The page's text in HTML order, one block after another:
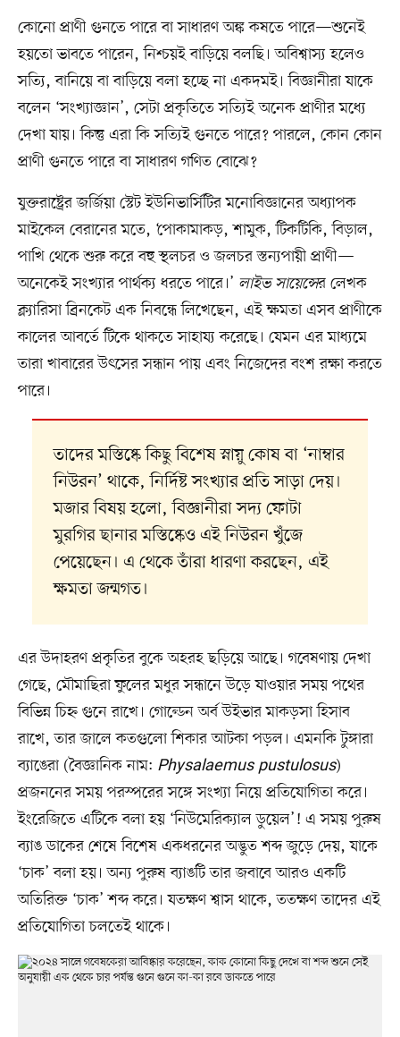
কোনো প্রাণী গুনতে পারে বা সাধারণ অঙ্ক কষতে পারে—শুনেই
হয়তো ভাবতে পারেন, নিশ্চয়ই বাড়িয়ে বলছি। অবিশ্বাস্য হলেও
সত্যি, বানিয়ে বা বাড়িয়ে বলা হচ্ছে না একদমই। বিজ্ঞানীরা যাকে
বলেন ‘সংখ্যাজ্ঞান’, সেটা প্রকৃতিতে সত্যিই অনেক প্রাণীর মধ্যে
দেখা যায়। কিন্তু এরা কি সত্যিই গুনতে পারে? পারলে, কোন কোন
প্রাণী গুনতে পারে বা সাধারণ গণিত বোঝে?
যুক্তরাষ্ট্রের জর্জিয়া স্টেট ইউনিভার্সিটির মনোবিজ্ঞানের অধ্যাপক
মাইকেল বেরানের মতে, ‘পোকামাকড়, শামুক, টিকটিকি, বিড়াল,
পাখি থেকে শুরু করে বহু স্থলচর ও জলচর স্তন্যপায়ী প্রাণী—
অনেকেই সংখ্যার পার্থক্য ধরতে পারে।’ লাইভ সায়েন্সের লেখক
ক্ল্যারিসা ব্রিনকেট এক নিবন্ধে লিখেছেন, এই ক্ষমতা এসব প্রাণীকে
কালের আবর্তে টিকে থাকতে সাহায্য করেছে। যেমন এর মাধ্যমে
তারা খাবারের উৎসের সন্ধান পায় এবং নিজেদের বংশ রক্ষা করতে
পারে।
তাদের মস্তিষ্কে কিছু বিশেষ স্নায়ু কোষ বা ‘নাম্বার
নিউরন’ থাকে, নির্দিষ্ট সংখ্যার প্রতি সাড়া দেয়।
মজার বিষয় হলো, বিজ্ঞানীরা সদ্য ফোটা
মুরগির ছানার মস্তিষ্কেও এই নিউরন খুঁজে
পেয়েছেন। এ থেকে তাঁরা ধারণা করছেন, এই
ক্ষমতা জন্মগত।
এর উদাহরণ প্রকৃতির বুকে অহরহ ছড়িয়ে আছে। গবেষণায় দেখা
গেছে, মৌমাছিরা ফুলের মধুর সন্ধানে উড়ে যাওয়ার সময় পথের
বিভিন্ন চিহ্ন গুনে রাখে। গোল্ডেন অর্ব উইভার মাকড়সা হিসাব
রাখে, তার জালে কতগুলো শিকার আটকা পড়ল। এমনকি টুঙ্গারা
ব্যাঙেরা (বৈজ্ঞানিক নাম: Physalaemus pustulosus)
প্রজননের সময় পরস্পরের সঙ্গে সংখ্যা নিয়ে প্রতিযোগিতা করে।
ইংরেজিতে এটিকে বলা হয় ‘নিউমেরিক্যাল ডুয়েল’! এ সময় পুরুষ
ব্যাঙ ডাকের শেষে বিশেষ একধরনের অদ্ভুত শব্দ জুড়ে দেয়, যাকে
‘চাক’ বলা হয়। অন্য পুরুষ ব্যাঙটি তার জবাবে আরও একটি
অতিরিক্ত ‘চাক’ শব্দ করে। যতক্ষণ শ্বাস থাকে, ততক্ষণ তাদের এই
প্রতিযোগিতা চলতেই থাকে।